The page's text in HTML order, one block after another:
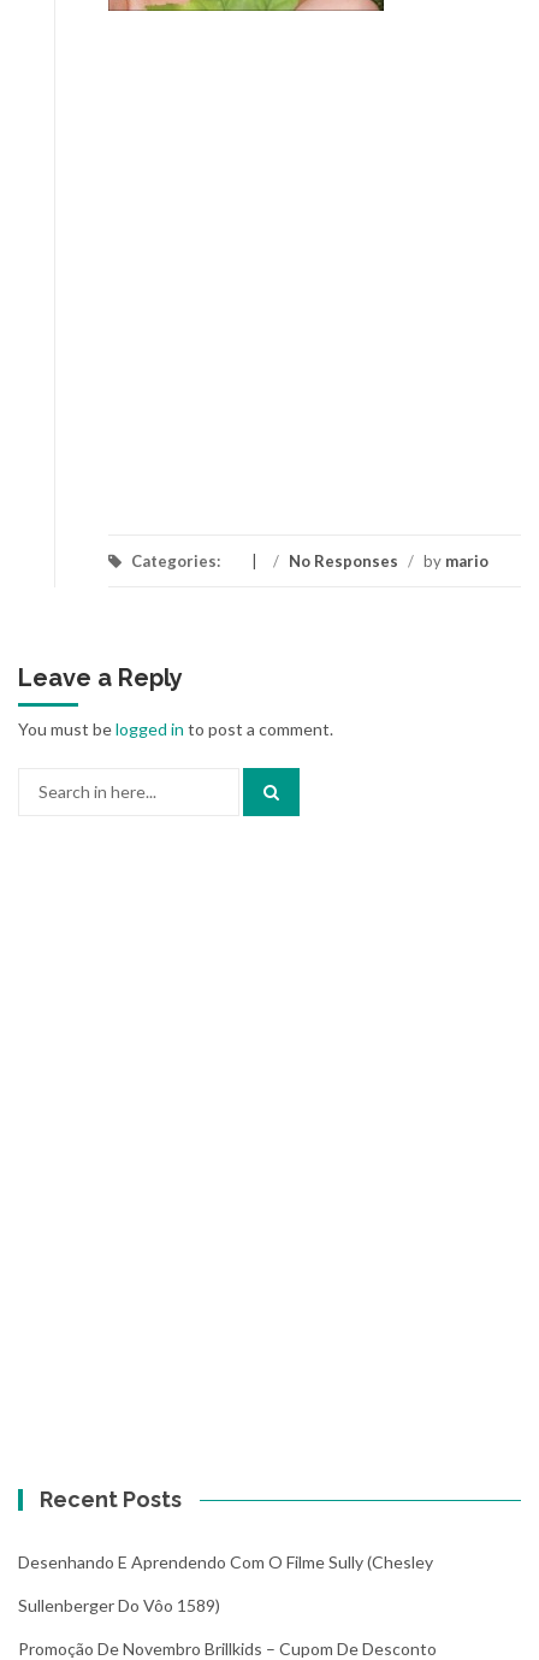
Categories: / No Responses / by mario
Leave a Reply
You must belogged in to post a comment.
Recent Posts
Desenhando E Aprendendo Com O Filme Sully (Chesley
Sullenberger Do Vôo 1589)
Promoção De Novembro Brillkids – Cupom De Desconto